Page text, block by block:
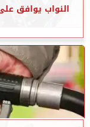
النواب يوافق